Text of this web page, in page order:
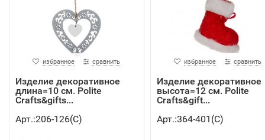
избранное сравнить
Изделие декоративное
длина=10 см. Polite
Crafts&gifts...
Арт.:206-126(C)
избранное сравнить
Изделие декоративное
высота=12 см. Polite
Crafts&gift...
Арт.:364-401(C)